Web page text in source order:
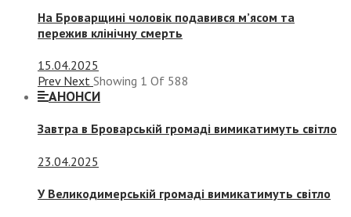
На Броварщині чоловік подавився м’ясом та
пережив клінічну смерть
15.04.2025
Prev Next Showing 1 Of 588
АНОНСИ
Завтра в Броварській громаді вимикатимуть світло
23.04.2025
У Великодимерській громаді вимикатимуть світло